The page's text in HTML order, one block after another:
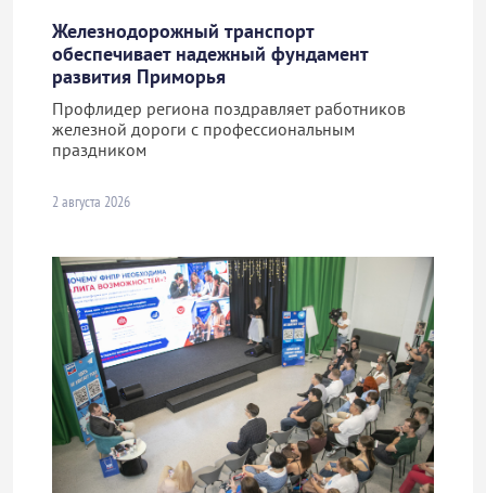
Железнодорожный транспорт
обеспечивает надежный фундамент
развития Приморья
Профлидер региона поздравляет работников
железной дороги с профессиональным
праздником
2 августа 2026